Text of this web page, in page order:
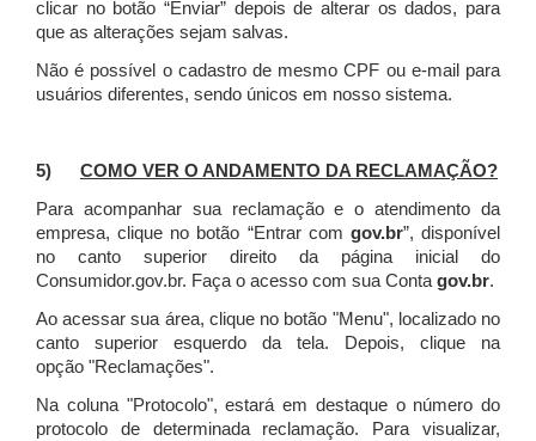
clicar no botão “Enviar” depois de alterar os dados, para
que as alterações sejam salvas.
Não é possível o cadastro de mesmo CPF ou e-mail para
usuários diferentes, sendo únicos em nosso sistema.
5) COMO VER O ANDAMENTO DA RECLAMAÇÃO?
Para acompanhar sua reclamação e o atendimento da
empresa, clique no botão “Entrar com gov.br”, disponível
no canto superior direito da página inicial do
Consumidor.gov.br. Faça o acesso com sua Contagov.br.
Ao acessar sua área, clique no botão "Menu", localizado no
canto superior esquerdo da tela. Depois, clique na
opção "Reclamações".
Na coluna "Protocolo", estará em destaque o número do
protocolo de determinada reclamação. Para visualizar,